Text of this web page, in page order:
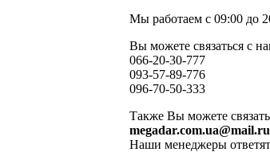
Мы работаем с 09:00
Вы можете связаться с
066-20-30-777
093-57-89-776
096-70-50-333
Также Вы можете
megadar.com.ua@mail.ru
Наши менеджеры